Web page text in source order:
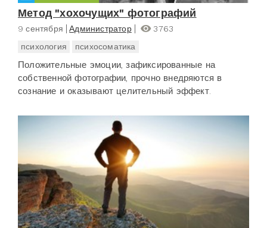
Метод "хохочущих" фотографий
9 сентября Администратор
3763
психология
психосоматика
Положительные эмоции, зафиксированные на
собственной фотографии, прочно внедряются в
сознание и оказывают целительный эффект.